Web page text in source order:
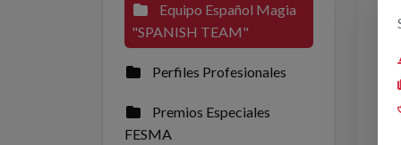
Equipo Español Magia
"SPANISH TEAM"
Perfiles Profesionales
Premios Especiales
FESMA